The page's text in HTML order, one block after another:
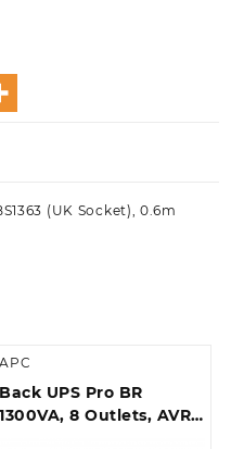
(UK Socket), 0.6m
APC
Back UPS Pro BR
1300VA, 8 Outlets, AVR,